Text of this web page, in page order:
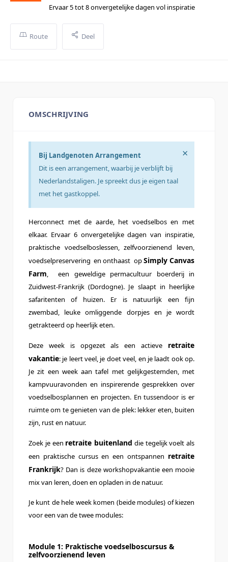
Ervaar 5 tot 8 onvergetelijke dagen vol inspiratie
Route Deel
OMSCHRIJVING
Bij Landgenoten Arrangement
Dit is een arrangement, waarbij je verblijft bij
Nederlandstaligen. Je spreekt dus je eigen taal
met het gastkoppel.
×
Herconnect met de aarde, het voedselbos en met
elkaar. Ervaar 6 onvergetelijke dagen van inspiratie,
praktische voedselboslessen, zelfvoorzienend leven,
voedselpreservering en onthaast opSimply Canvas
Farm, een geweldige permacultuur boerderij in
Zuidwest-Frankrijk (Dordogne). Je slaapt in heerlijke
safaritenten of huizen. Er is natuurlijk een fijn
zwembad, leuke omliggende dorpjes en je wordt
getrakteerd op heerlijk eten.
Deze week is opgezet als een actieve retraite
vakantie: je leert veel, je doet veel, en je laadt ook op.
Je zit een week aan tafel met gelijkgestemden, met
kampvuuravonden en inspirerende gesprekken over
voedselbosplannen en projecten. En tussendoor is er
ruimte om te genieten van de plek: lekker eten, buiten
zijn, rust en natuur.
Zoek je een retraite buitenland die tegelijk voelt als
een praktische cursus en een ontspannen retraite
Frankrijk? Dan is deze workshopvakantie een mooie
mix van leren, doen en opladen in de natuur.
Je kunt de hele week komen (beide modules) of kiezen
voor een van de twee modules:
Module 1: Praktische voedselboscursus &
zelfvoorzienend leven